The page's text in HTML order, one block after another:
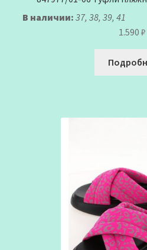
В наличии: 37, 38, 39, 41
1.590 ₽